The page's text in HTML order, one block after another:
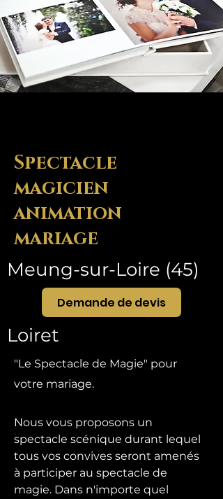
Spectacle
magicien
animation
mariage
Meung-sur-Loire (45)
Demande de devis
Loiret
"Le Spectacle de Magie" pour
votre mariage.
Nous vous proposons un
spectacle scénique durant lequel
tous vos convives seront amenés
à participer au spectacle de
magie. Dans n'importe quel